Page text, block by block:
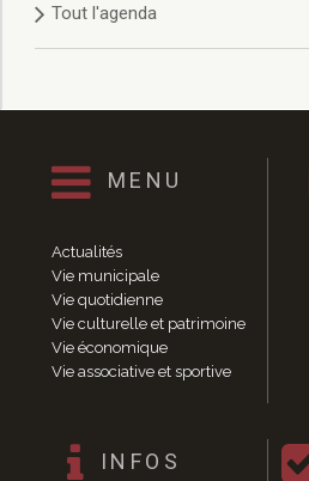
Délibérations 2019
Délibérations 2018
Délibérations 2014
Délibérations 2013
Délibérations 2011
Délibérations 2010
Délibérations 2009
Délibérations 2008
Agenda réunions publiques
Marchés publics
Vie quotidienne
Tout l'agenda
MENU
Actualités
Vie municipale
Vie quotidienne
Vie culturelle et patrimoine
Vie économique
Vie associative et sportive
INFOS